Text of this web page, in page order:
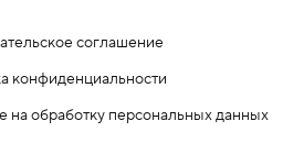
соглашение
конфиденциальности
на обработку персональных данных